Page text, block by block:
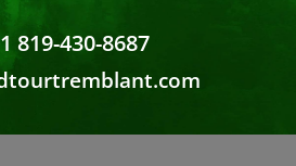
819-430-8687